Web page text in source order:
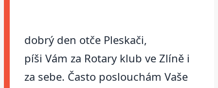
dobrý den otče Pleskači,
píši Vám za Rotary klub ve Zlíně i
za sebe. Často poslouchám Vaše